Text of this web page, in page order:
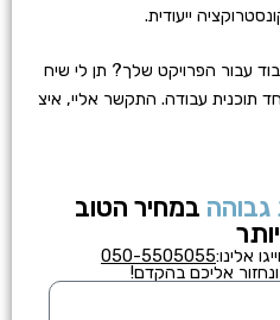
ייעודית.
עבור הפרויקט שלך? תן לי שיח
עבודה. התקשר אליי, איצ
במחיר הטוב
אלינו:050-5505055
אליכם בהקדם!